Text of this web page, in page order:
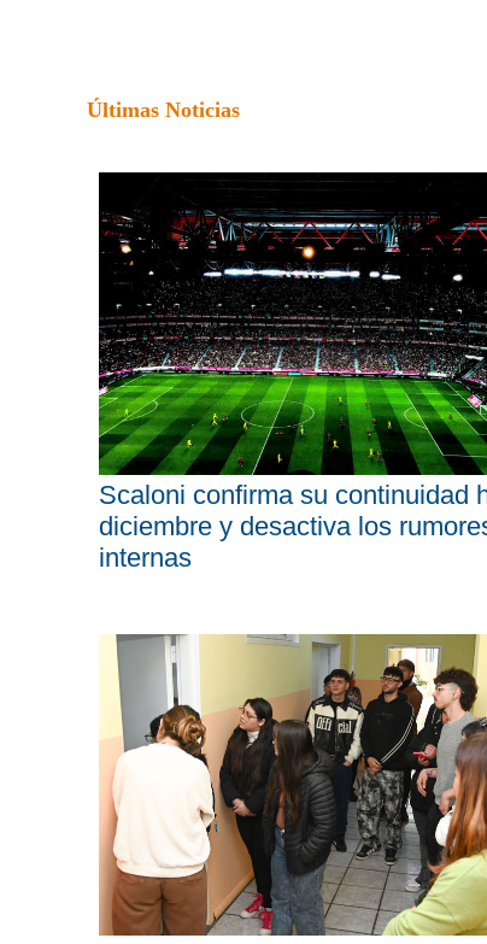
Últimas Noticias
Scaloni confirma su continuidad
diciembre y desactiva los
internas